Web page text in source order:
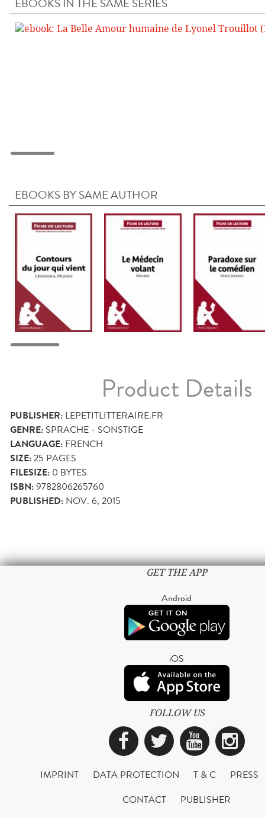
EBOOKS BY SAME AUTHOR
Product Details
PUBLISHER: LEPETITLITTERAIRE.FR
GENRE: SPRACHE - SONSTIGE
LANGUAGE: FRENCH
SIZE:25 PAGES
FILESIZE: 0 BYTES
ISBN:9782806265760
PUBLISHED: NOV. 6, 2015
GET THE APP
Android
iOS
FOLLOW US
Facebook
Twitter
IMPRINT DATA PROTECTION T & C
PRESS
CONTACT
PUBLISHER